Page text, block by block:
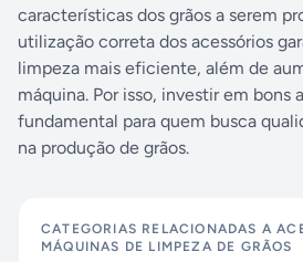
características dos grãos a serem
utilização correta dos acessórios
limpeza mais eficiente, além de
máquina. Por isso, investir em bons
fundamental para quem busca
na produção de grãos.
CATEGORIAS RELACIONADAS A
MÁQUINAS DE LIMPEZA DE GRÃOS